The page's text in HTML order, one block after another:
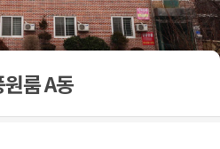
룸 A동